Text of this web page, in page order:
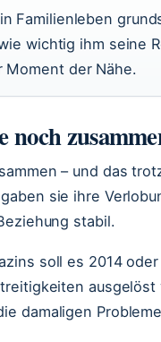
Familienleben
wichtig ihm seine
der Nähe.
noch
– und das
sie ihre
stabil.
soll es 2014
damaligen